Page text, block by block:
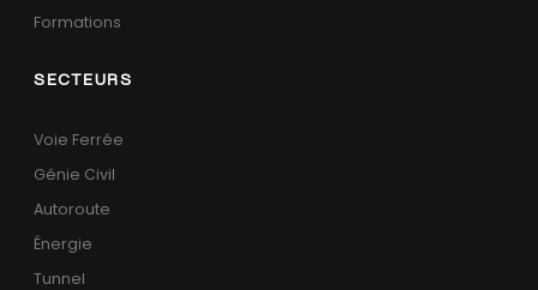
Formations
SECTEURS
Voie Ferrée
Génie Civil
Autoroute
Énergie
Tunnel